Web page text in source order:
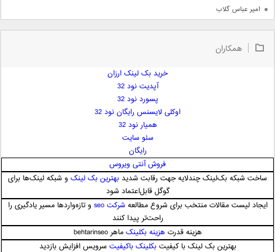
امیر عباس گلاب
امیر علی
ایمان غلامی
ایمان فلاح
بابک جهانبخش
همکاران
خرید بک لینک ارزان
آپدیت نود 32
پسورد نود 32
اوکلی لایسنس رایگان نود 32
همیار نود 32
سئو سایت
رایگان
فروش آنتی ویروس
ساخت شبکه بک‌لینک چندلایه جهت رقابت شدید بهترین بک لینکو شبکه لینک‌ها برای
گوگل قابل‌اعتماد شود
ایجاد لیست مقالات منتخب برای شروع مطالعهشرکت seo
و تازه‌واردها مسیر یادگیری را
راحت‌تر پیدا کنند
هزینه قدرت هزینه بکلینکماهر behtarinseo
بهترین بک لینک با کیفیتبکلینک باکیفیتسرویس افزایش بازدید